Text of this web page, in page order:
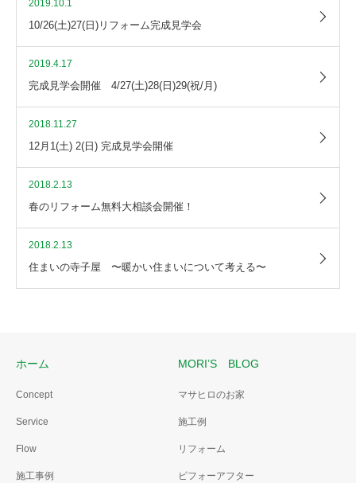
2019.10.1
10/26(土)27(日)リフォーム完成見学会
2019.4.17
完成見学会開催 4/27(土)28(日)29(祝/月)
2018.11.27
12月1(土) 2(日) 完成見学会開催
2018.2.13
春のリフォーム無料大相談会開催！
2018.2.13
住まいの寺子屋 〜暖かい住まいについて考える〜
ホーム
Concept
Service
Flow
施工事例
MORI’S BLOG
マサヒロのお家
施工例
リフォーム
ビフォーアフター